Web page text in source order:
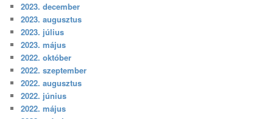
2023. december
2023. augusztus
2023. július
2023. május
2022. október
2022. szeptember
2022. augusztus
2022. június
2022. május